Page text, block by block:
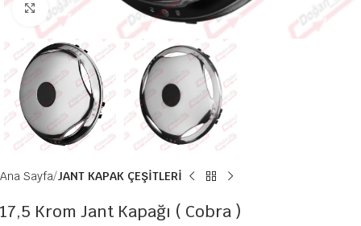
Büyütmek için tıklayın
Ana Sayfa JANT KAPAK ÇEŞİTLERİ
17,5 Krom Jant Kapağı ( Cobra )